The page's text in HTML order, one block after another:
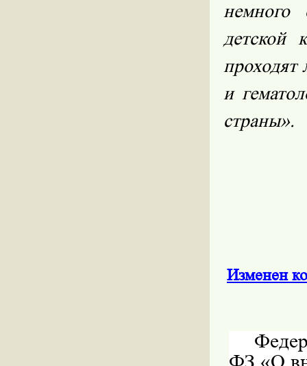
немного
детской
проходят
и
страны».
Изменен
ФЗ «О